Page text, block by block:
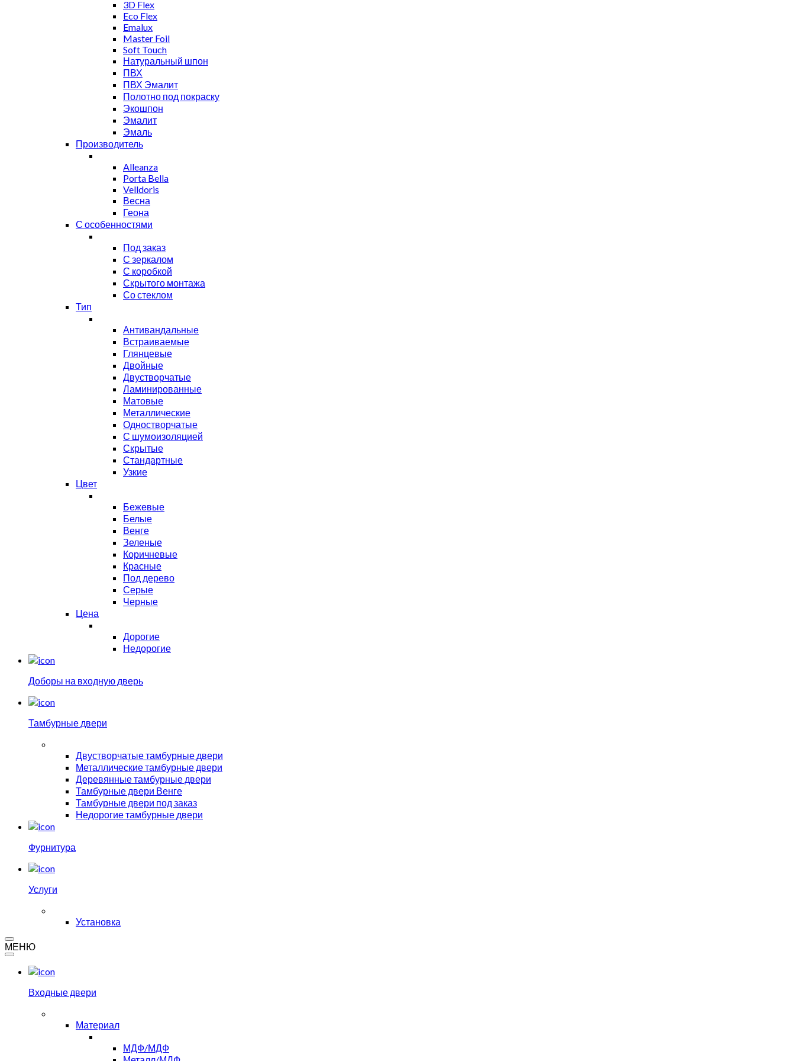
3D Flex
Eco Flex
Emalux
Master Foil
Soft Touch
Натуральный шпон
ПВХ
ПВХ Эмалит
Полотно под покраску
Экошпон
Эмалит
Эмаль
Производитель
Alleanza
Porta Bella
Velldoris
Весна
Геона
С особенностями
Под заказ
С зеркалом
С коробкой
Скрытого монтажа
Со стеклом
Тип
Антивандальные
Встраиваемые
Глянцевые
Двойные
Двустворчатые
Ламинированные
Матовые
Металлические
Одностворчатые
С шумоизоляцией
Скрытые
Стандартные
Узкие
Цвет
Бежевые
Белые
Венге
Зеленые
Коричневые
Красные
Под дерево
Серые
Черные
Цена
Дорогие
Недорогие
Доборы на входную дверь
Тамбурные двери
Двустворчатые тамбурные двери
Металлические тамбурные двери
Деревянные тамбурные двери
Тамбурные двери Венге
Тамбурные двери под заказ
Недорогие тамбурные двери
Фурнитура
Услуги
Установка
МЕНЮ
Входные двери
Материал
МДФ/МДФ